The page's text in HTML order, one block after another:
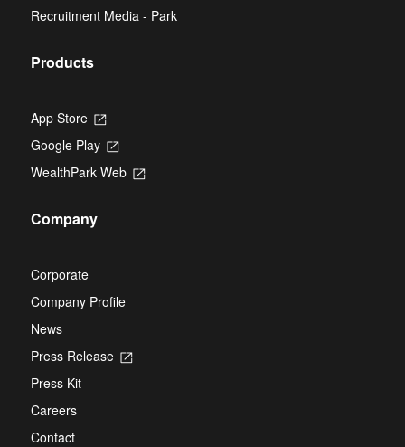
new
tab
Recruitment Media - Park
Products
App Store
Opens
a
new
tab
Google Play
Opens
a
WealthPark Web
Opens
Company
Corporate
Company Profile
News
Press Release
Opens
Press Kit
Careers
Contact